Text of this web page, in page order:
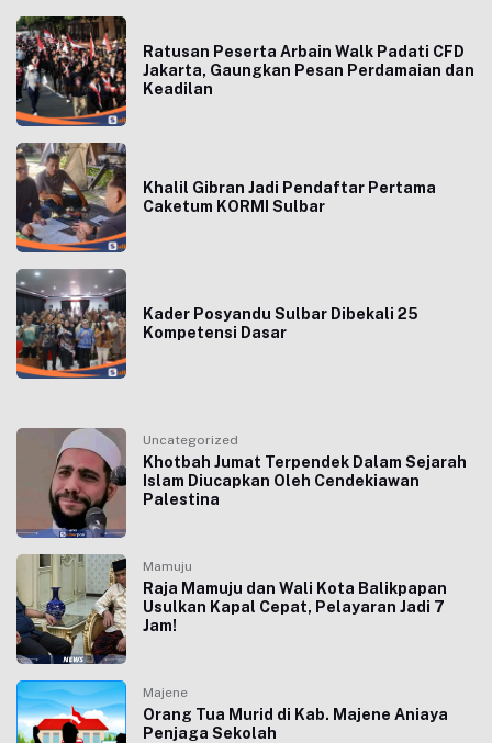
Ratusan Peserta Arbain Walk Padati CFD
Jakarta, Gaungkan Pesan Perdamaian dan
Keadilan
Khalil Gibran Jadi Pendaftar Pertama
Caketum KORMI Sulbar
Kader Posyandu Sulbar Dibekali 25
Kompetensi Dasar
Uncategorized
Khotbah Jumat Terpendek Dalam Sejarah
Islam Diucapkan Oleh Cendekiawan
Palestina
Mamuju
Raja Mamuju dan Wali Kota Balikpapan
Usulkan Kapal Cepat, Pelayaran Jadi 7
Jam!
Majene
Orang Tua Murid di Kab. Majene Aniaya
Penjaga Sekolah